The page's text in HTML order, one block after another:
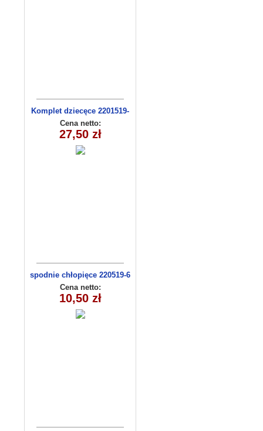
Komplet dziecęce 2201519-
13(92-110m) 4szt
Cena netto:
27,50 zł
spodnie chłopięce 220519-6
(1- 4) 4 szt
Cena netto:
10,50 zł